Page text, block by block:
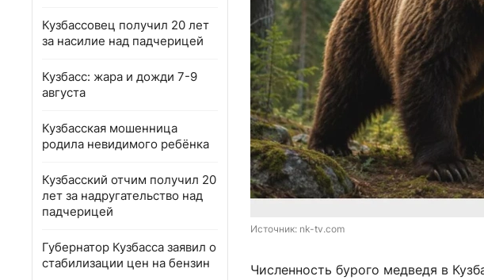
Кузбассовец получил 20 лет
за насилие над падчерицей
Кузбасс: жара и дожди 7-9
августа
Кузбасская мошенница
родила невидимого ребёнка
Кузбасский отчим получил 20
лет за надругательство над
падчерицей
Губернатор Кузбасса заявил о
стабилизации цен на бензин
Источник: nk-tv.com
Численность бурого медведя в